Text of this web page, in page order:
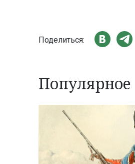
Поделиться:
Популярное